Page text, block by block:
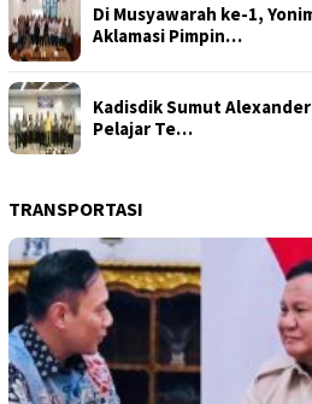
Di Musyawarah ke-1,
Aklamasi Pimpin…
Kadisdik Sumut
Pelajar Te…
TRANSPORTASI